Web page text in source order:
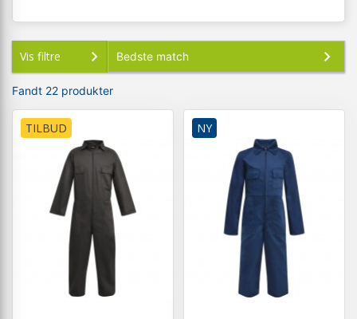
Vis filtre
Fandt 22 produkter
TILBUD NY